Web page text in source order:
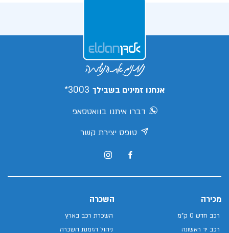
אנחנו זמינים בשבילך 3003*
דברו איתנו בוואטסאפ
טופס יצירת קשר
מכירה
רכב חדש 0 ק"מ
רכב יד ראשונה
השכרה
השכרת רכב בארץ
ניהול הזמנת השכרה